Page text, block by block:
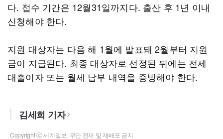
다. 접수 기간은 12월31일까지다. 출산 후 1년 이내
신청해야 한다.
지원 대상자는 다음 해 1월에 발표돼 2월부터 지원
금이 지급된다. 최종 대상자로 선정된 뒤에는 전세
대출이자 또는 월세 납부 내역을 증빙해야 한다.
김세희 기자
Copyright ⓒ 세계일보. 무단 전재 및 재배포 금지